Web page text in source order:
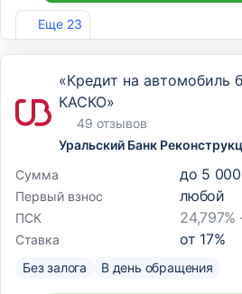
Еще 23
Лиц. №963
«Кредит на автомобиль
КАСКО»
49 отзывов
Уральский Банк
Сумма
до 5
Первый взнос любой
ПСК 24,797%
Ставка от 17%
Без залога В день обращения